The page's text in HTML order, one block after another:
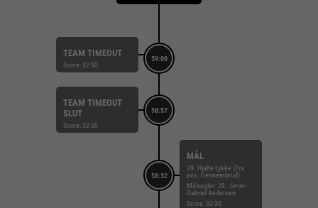
59:00
TEAM TIMEOUT
Score: 32-30
58:57
TEAM TIMEOUT
SLUT
Score: 32-30
58:32
MÅL
29. Hjalte Lykke (Fra
pos. Gennembrud)
Målvogter: 29. Jimmi
Gabriel Andersen
Score: 32-30